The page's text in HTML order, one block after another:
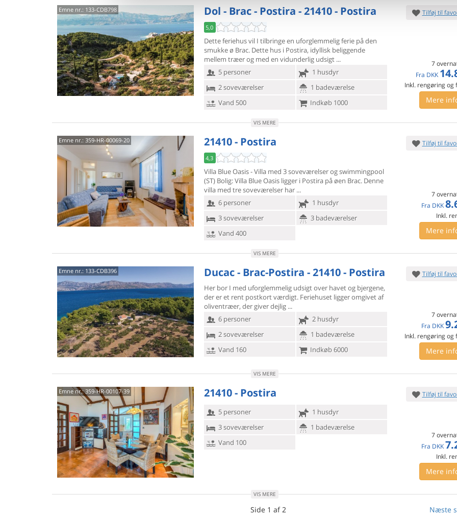
Emne nr.: 133-CDB798 Dol - Brac - Postira - 21410 - Postira
5,0
Dette feriehus vil I tilbringe en uforglemmelig ferie på den
smukke ø Brac. Dette hus i Postira, idyllisk beliggende
mellem træer og med en vidunderlig udsigt
5 personer
1 husdyr
2 soveværelser
1 badeværelse
Vand 500
Indkøb 1000
Tilføj til
7
Fra DKK
Inkl. rengøring og
Mere
VIS MERE
Emne nr.: 359-HR-00069-20 21410 - Postira
4,3
Villa Blue Oasis - Villa med 3 soveværelser og swimmingpool
(ST) Bolig: Villa Blue Oasis ligger i Postira på øen Brac. Denne
villa med tre soveværelser har
6 personer
1 husdyr
3 soveværelser
3 badeværelser
Vand 400
Tilføj til
7
Fra DKK
Inkl.
Mere
VIS MERE
Emne nr.: 133-CDB396 Ducac - Brac-Postira - 21410 - Postira
Her bor I med uforglemmelig udsigt over havet og bjergene,
der er et rent postkort værdigt. Feriehuset ligger omgivet af
oliventræer, der giver dejlig
6 personer
2 husdyr
2 soveværelser
1 badeværelse
Vand 160
Indkøb 6000
Tilføj til
7
Fra DKK
Inkl. rengøring og
Mere
VIS MERE
Emne nr.:359-HR-00107-39 21410 - Postira
5 personer
1 husdyr
3 soveværelser
1 badeværelse
Vand 100
Tilføj til
7
Fra DKK
Inkl.
Mere
VIS MERE
Side 1 af 2 Næste